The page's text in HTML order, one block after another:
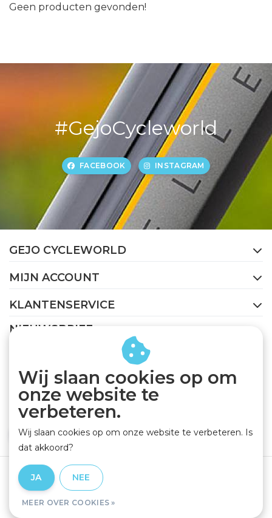
Geen producten gevonden!
#GejoCycleworld
FACEBOOK INSTAGRAM
GEJO CYCLEWORLD
MIJN ACCOUNT
KLANTENSERVICE
NIEUWSBRIEF
Abonneer je op onze nieuwsbrief om op de hoogte te
ABONNEER
Algemene voorwaarden
Wij slaan cookies op om
onze website te
verbeteren.
Wij slaan cookies op om onze website te verbeteren. Is
dat akkoord?
JA NEE
MEER OVER COOKIES »